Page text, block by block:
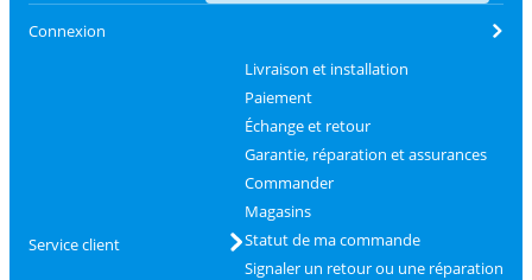
Connexion
Service client
Livraison et installation
Paiement
Échange et retour
Garantie, réparation et assurances
Commander
Magasins
Statut de ma commande
Signaler un retour ou une réparation